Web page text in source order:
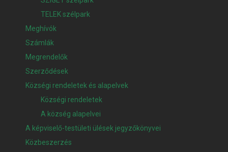
TELEK szélpark
Meghívók
Számlák
Megrendelők
Szerződések
Községi rendeletek és alapelvek
Községi rendeletek
A község alapelvei
A képviselő-testületi ülések jegyzőkönyvei
Közbeszerzés